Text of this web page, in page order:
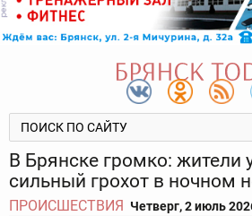
В Брянске громко: жители
сильный грохот в ночном
ПРОИСШЕСТВИЯ Четверг, 2 июль